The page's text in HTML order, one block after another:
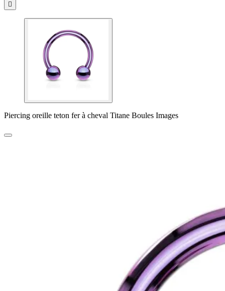

Piercing oreille teton fer à cheval Titane Boules Images